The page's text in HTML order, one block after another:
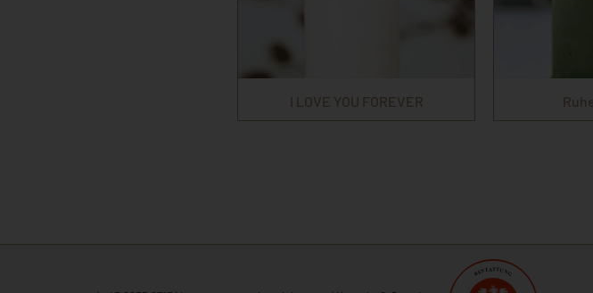
I LOVE YOU FOREVER